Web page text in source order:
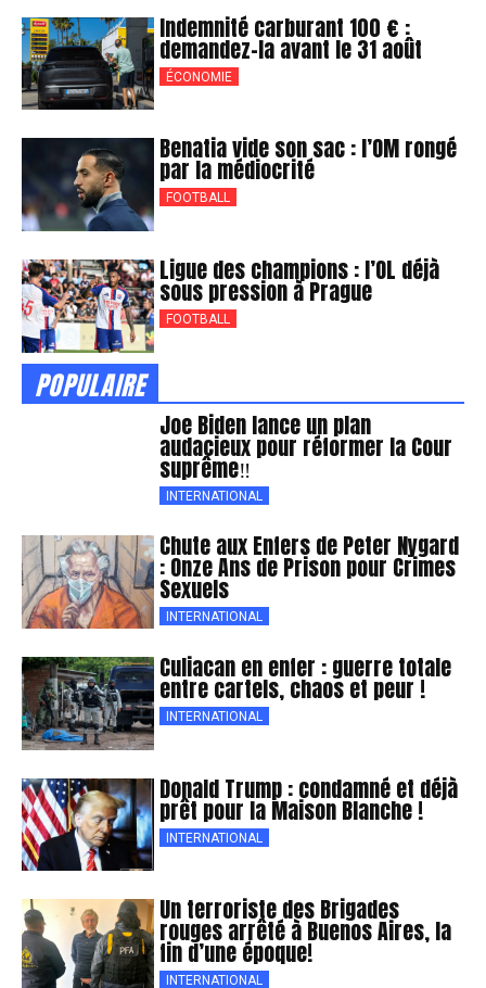
Indemnité carburant 100 € :
demandez-la avant le 31 août
ÉCONOMIE
Benatia vide son sac : l’OM rongé
par la médiocrité
FOOTBALL
Ligue des champions : l’OL déjà
sous pression à Prague
FOOTBALL
POPULAIRE
Joe Biden lance un plan
audacieux pour réformer la Cour
suprême‼
INTERNATIONAL
Chute aux Enfers de Peter Nygard
: Onze Ans de Prison pour Crimes
Sexuels
INTERNATIONAL
Culiacan en enfer : guerre totale
entre cartels, chaos et peur !
INTERNATIONAL
Donald Trump : condamné et déjà
prêt pour la Maison Blanche !
INTERNATIONAL
Un terroriste des Brigades
rouges arrêté à Buenos Aires, la
fin d’une époque!
INTERNATIONAL